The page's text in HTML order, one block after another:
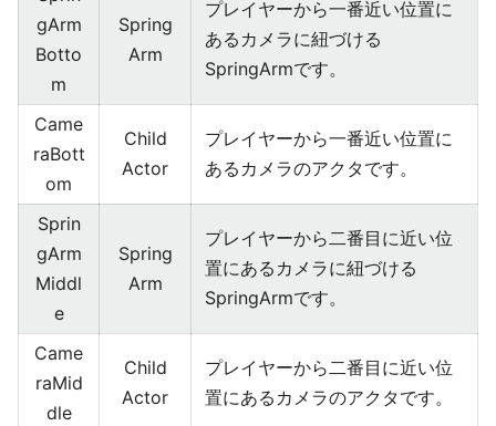
gArm
Botto
m
Spring
Arm
プレイヤーから一番近い位置に
あるカメラに紐づける
SpringArmです。
Came
raBott
om
Child
Actor
プレイヤーから一番近い位置に
あるカメラのアクタです。
Sprin
gArm
Middl
e
Spring
Arm
プレイヤーから二番目に近い位
置にあるカメラに紐づける
SpringArmです。
Came
raMid
dle
Child
Actor
プレイヤーから二番目に近い位
置にあるカメラのアクタです。